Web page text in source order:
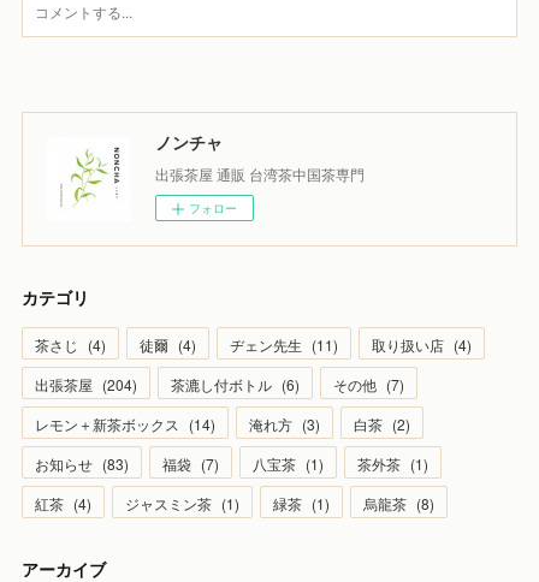
ノンチャ
出張茶屋 通販 台湾茶中国茶専門
フォロー
カテゴリ
茶さじ (4) 徒爾 (4) ヂェン先生 (11) 取り扱い店 (4)
出張茶屋 (204) 茶漉し付ボトル (6) その他 (7)
レモン＋新茶ボックス (14) 淹れ方 (3) 白茶 (2)
お知らせ (83) 福袋 (7) 八宝茶 (1) 茶外茶 (1)
紅茶 (4) ジャスミン茶 (1) 緑茶 (1) 烏龍茶 (8)
アーカイブ